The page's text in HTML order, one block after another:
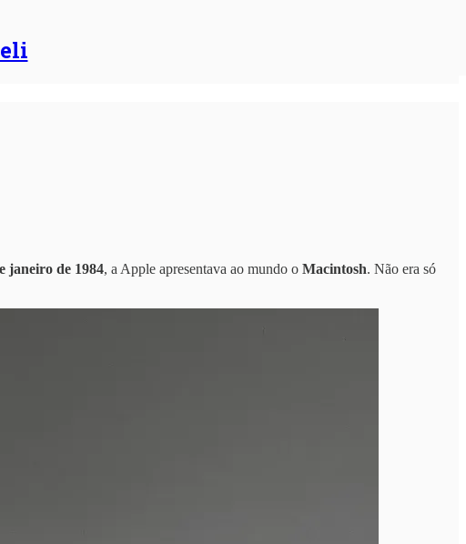
janeiro de 1984, a Apple apresentava ao mundo o Macintosh. Não era só